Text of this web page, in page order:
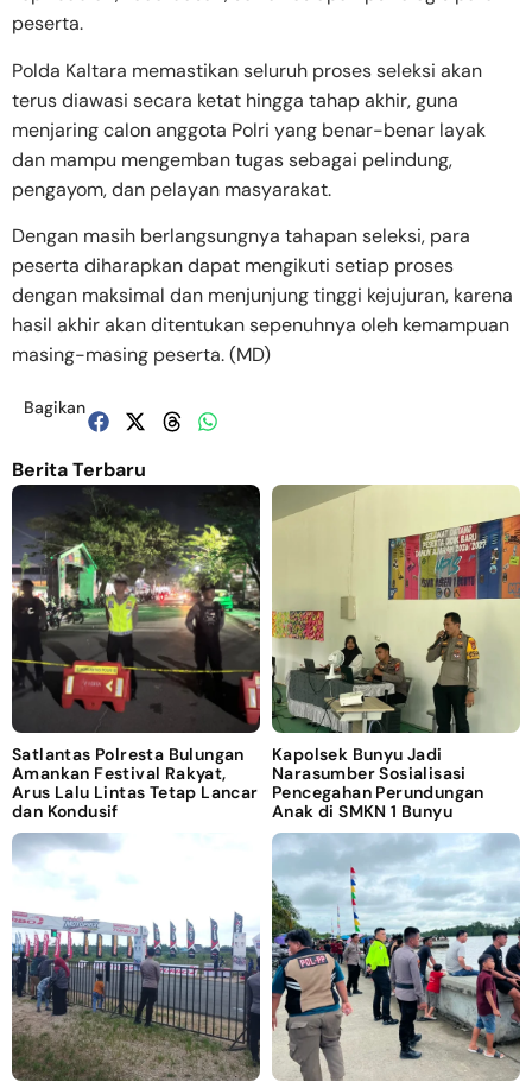
peserta.
Polda Kaltara memastikan seluruh proses seleksi akan
terus diawasi secara ketat hingga tahap akhir, guna
menjaring calon anggota Polri yang benar-benar layak
dan mampu mengemban tugas sebagai pelindung,
pengayom, dan pelayan masyarakat.
Dengan masih berlangsungnya tahapan seleksi, para
peserta diharapkan dapat mengikuti setiap proses
dengan maksimal dan menjunjung tinggi kejujuran, karena
hasil akhir akan ditentukan sepenuhnya oleh kemampuan
masing-masing peserta. (MD)
Bagikan
Berita Terbaru
Satlantas Polresta Bulungan
Amankan Festival Rakyat,
Arus Lalu Lintas Tetap Lancar
dan Kondusif
Kapolsek Bunyu Jadi
Narasumber Sosialisasi
Pencegahan Perundungan
Anak di SMKN 1 Bunyu